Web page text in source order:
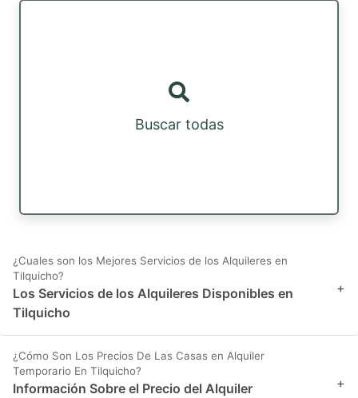
Buscar todas
¿Cuales son los Mejores Servicios de los Alquileres en
Tilquicho?
Los Servicios de los Alquileres Disponibles en
Tilquicho
+
¿Cómo Son Los Precios De Las Casas en Alquiler
Temporario En Tilquicho?
Información Sobre el Precio del Alquiler
+